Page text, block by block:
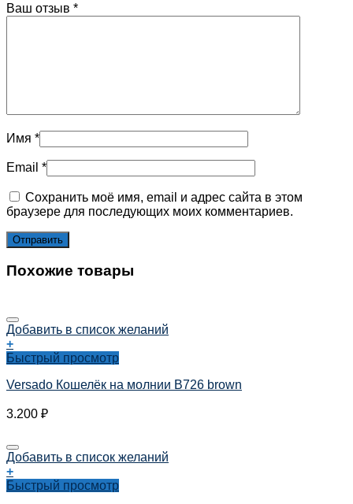
Ваш отзыв *
Имя *
Email *
Сохранить моё имя, email и адрес сайта в этом
браузере для последующих моих комментариев.
Похожие товары
Добавить в список желаний
+
Быстрый просмотр
Versado Кошелёк на молнии B726 brown
3.200 ₽
Добавить в список желаний
+
Быстрый просмотр